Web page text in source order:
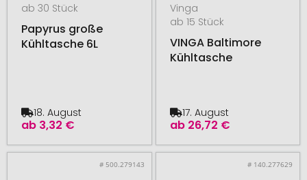
ab 30 Stück
Papyrus große
Kühltasche 6L
ab 3,32 €
18. August
Vinga
ab 15 Stück
VINGA Baltimore
Kühltasche
ab 26,72 €
17. August
# 500.279143 # 140.277629